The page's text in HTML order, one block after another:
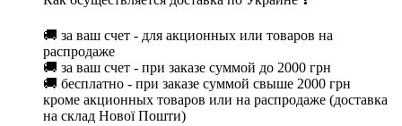
🚚 за ваш счет - для акционных или товаров на
распродаже
🚚 за ваш счет - при заказе суммой до 2000 грн
🚚 бесплатно - при заказе суммой свыше 2000 грн
кроме акционных товаров или на распродаже (доставка
на склад Нової Пошти)